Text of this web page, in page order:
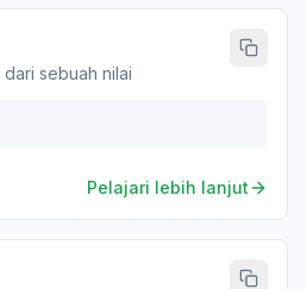
sebuah nilai
Pelajari lebih lanjut